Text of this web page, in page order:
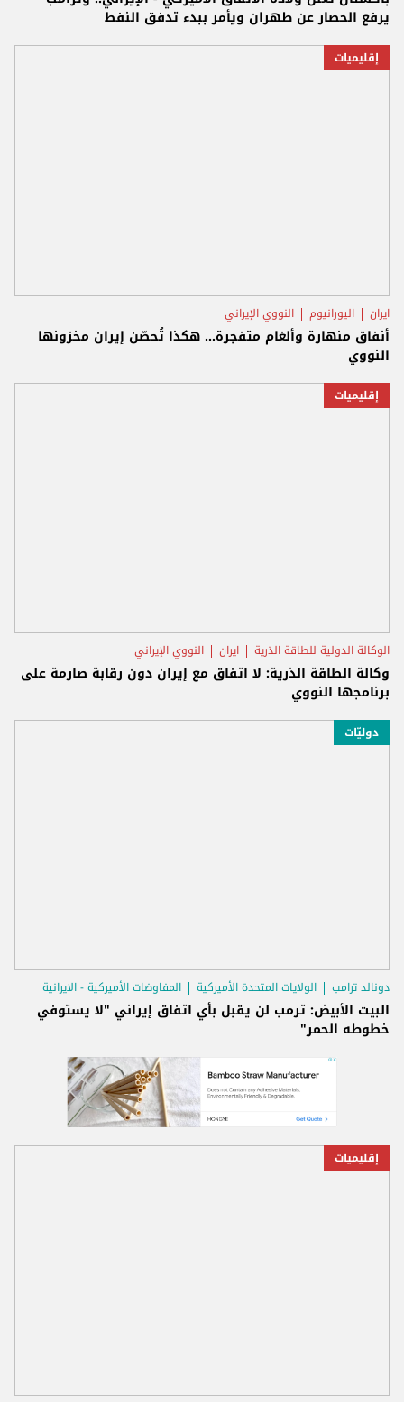
يرفع الحصار عن طهران ويأمر ببدء تدفق النفط
إقليميات
ايران اليورانيوم النووي الإيراني
أنفاق منهارة وألغام متفجرة... هكذا تُحصّن إيران مخزونها
النووي
إقليميات
الوكالة الدولية للطاقة الذرية ايران النووي الإيراني
وكالة الطاقة الذرية: لا اتفاق مع إيران دون رقابة صارمة على
برنامجها النووي
دوليّات
دونالد ترامب الولايات المتحدة الأميركية المفاوضات الأميركية - الايرانية
البيت الأبيض: ترمب لن يقبل بأي اتفاق إيراني "لا يستوفي
خطوطه الحمر"
إقليميات